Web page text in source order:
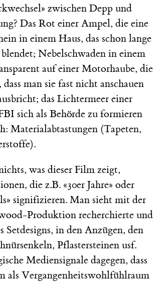
zwischen Depp und
Das Rot einer Ampel, die eine
in einem Haus, das schon lange
Nebelschwaden in einem
auf einer Motorhaube, die
man sie fast nicht anschauen
das Lichtermeer einer
sich als Behörde zu formieren
Materialabtastungen (Tapeten,
was dieser Film zeigt,
die z.B. «30er Jahre» oder
signifizieren. Man sieht mit der
Produktion recherchierte und
Setdesigns, in den Anzügen, den
Pflastersteinen usf.
Mediensignale dagegen, dass
als Vergangenheitswohlfühlraum